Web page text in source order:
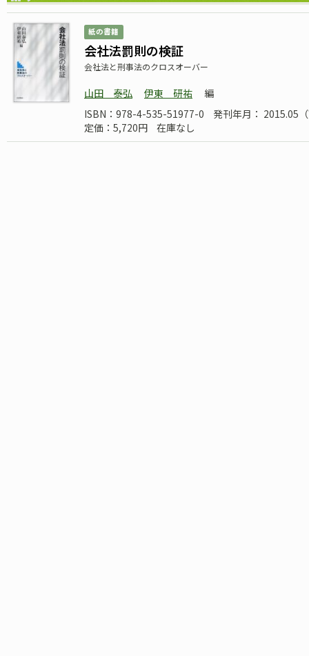
紙の書籍
会社法罰則の検証
会社法と刑事法のクロスオーバー
山田 泰弘 伊東 研祐
編
ISBN：978-4-535-51977-0
発刊年月： 2015.05
定価：5,720円
在庫なし